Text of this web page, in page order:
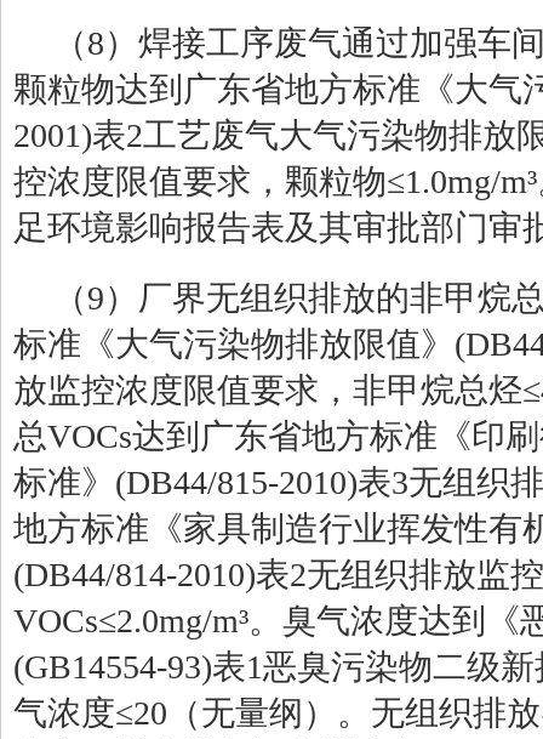
（8）焊接工序废气通过加强车
颗粒物达到广东省地方标准《大气
2001)表2工艺废气大气污染物排放
控浓度限值要求 ，颗粒物≤1.0mg/m³
足环境影响报告表及其审批部门审
（9）厂界无组织排放的非甲烷
标准《大气污染物排放限值》
放监控浓度限值要求，非甲烷总烃≤
总VOCs达到广东省地方标准《印
标准》 (DB44/815-2010)表3无组织
地方标准《家具制造行业挥发性有
(DB44/814-2010)表2无组织排放监
VOCs≤2.0mg/m³。臭气浓度达到《
(GB14554-93)表1恶臭污染物二级
气浓度≤20 （无量纲）。无组织排